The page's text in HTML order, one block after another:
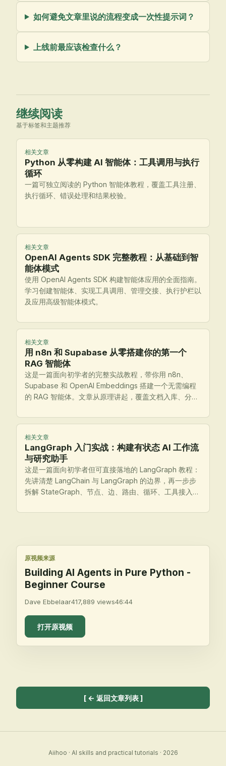
如何避免文章里说的流程变成一次性提示词？
上线前最应该检查什么？
继续阅读
基于标签和主题推荐
相关文章
Python 从零构建 AI 智能体：工具调用与执行
循环
一篇可独立阅读的 Python 智能体教程，覆盖工具注册、
执行循环、错误处理和结果校验。
相关文章
OpenAI Agents SDK 完整教程：从基础到智
能体模式
使用 OpenAI Agents SDK 构建智能体应用的全面指南。
学习创建智能体、实现工具调用、管理交接、执行护栏以
及应用高级智能体模式。
相关文章
用 n8n 和 Supabase 从零搭建你的第一个
RAG 智能体
这是一篇面向初学者的完整实战教程，带你用 n8n、
Supabase 和 OpenAI Embeddings 搭建一个无需编程
的 RAG 智能体。文章从原理讲起，覆盖文档入库、分
线前检查，帮助你真正把系统跑起来。
相关文章
LangGraph 入门实战：构建有状态 AI 工作流
与研究助手
这是一篇面向初学者但可直接落地的 LangGraph 教程：
先讲清楚 LangChain 与 LangGraph 的边界，再一步步
拆解 StateGraph、节点、边、路由、循环、工具接入与
出部署前检查清单。
原视频来源
Building AI Agents in Pure Python -
Beginner Course
Dave Ebbelaar417,889 views46:44
打开原视频
[ ← 返回文章列表]
Aiihoo · AI skills and practical tutorials · 2026